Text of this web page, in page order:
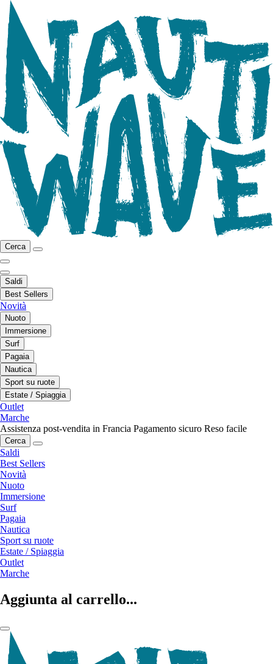
Cerca
Saldi
Best Sellers
Novità
Nuoto
Immersione
Surf
Pagaia
Nautica
Sport su ruote
Estate / Spiaggia
Outlet
Marche
Assistenza post-vendita in Francia Pagamento sicuro Reso facile
Cerca
Saldi
Best Sellers
Novità
Nuoto
Immersione
Surf
Pagaia
Nautica
Sport su ruote
Estate / Spiaggia
Outlet
Marche
Aggiunta al carrello...